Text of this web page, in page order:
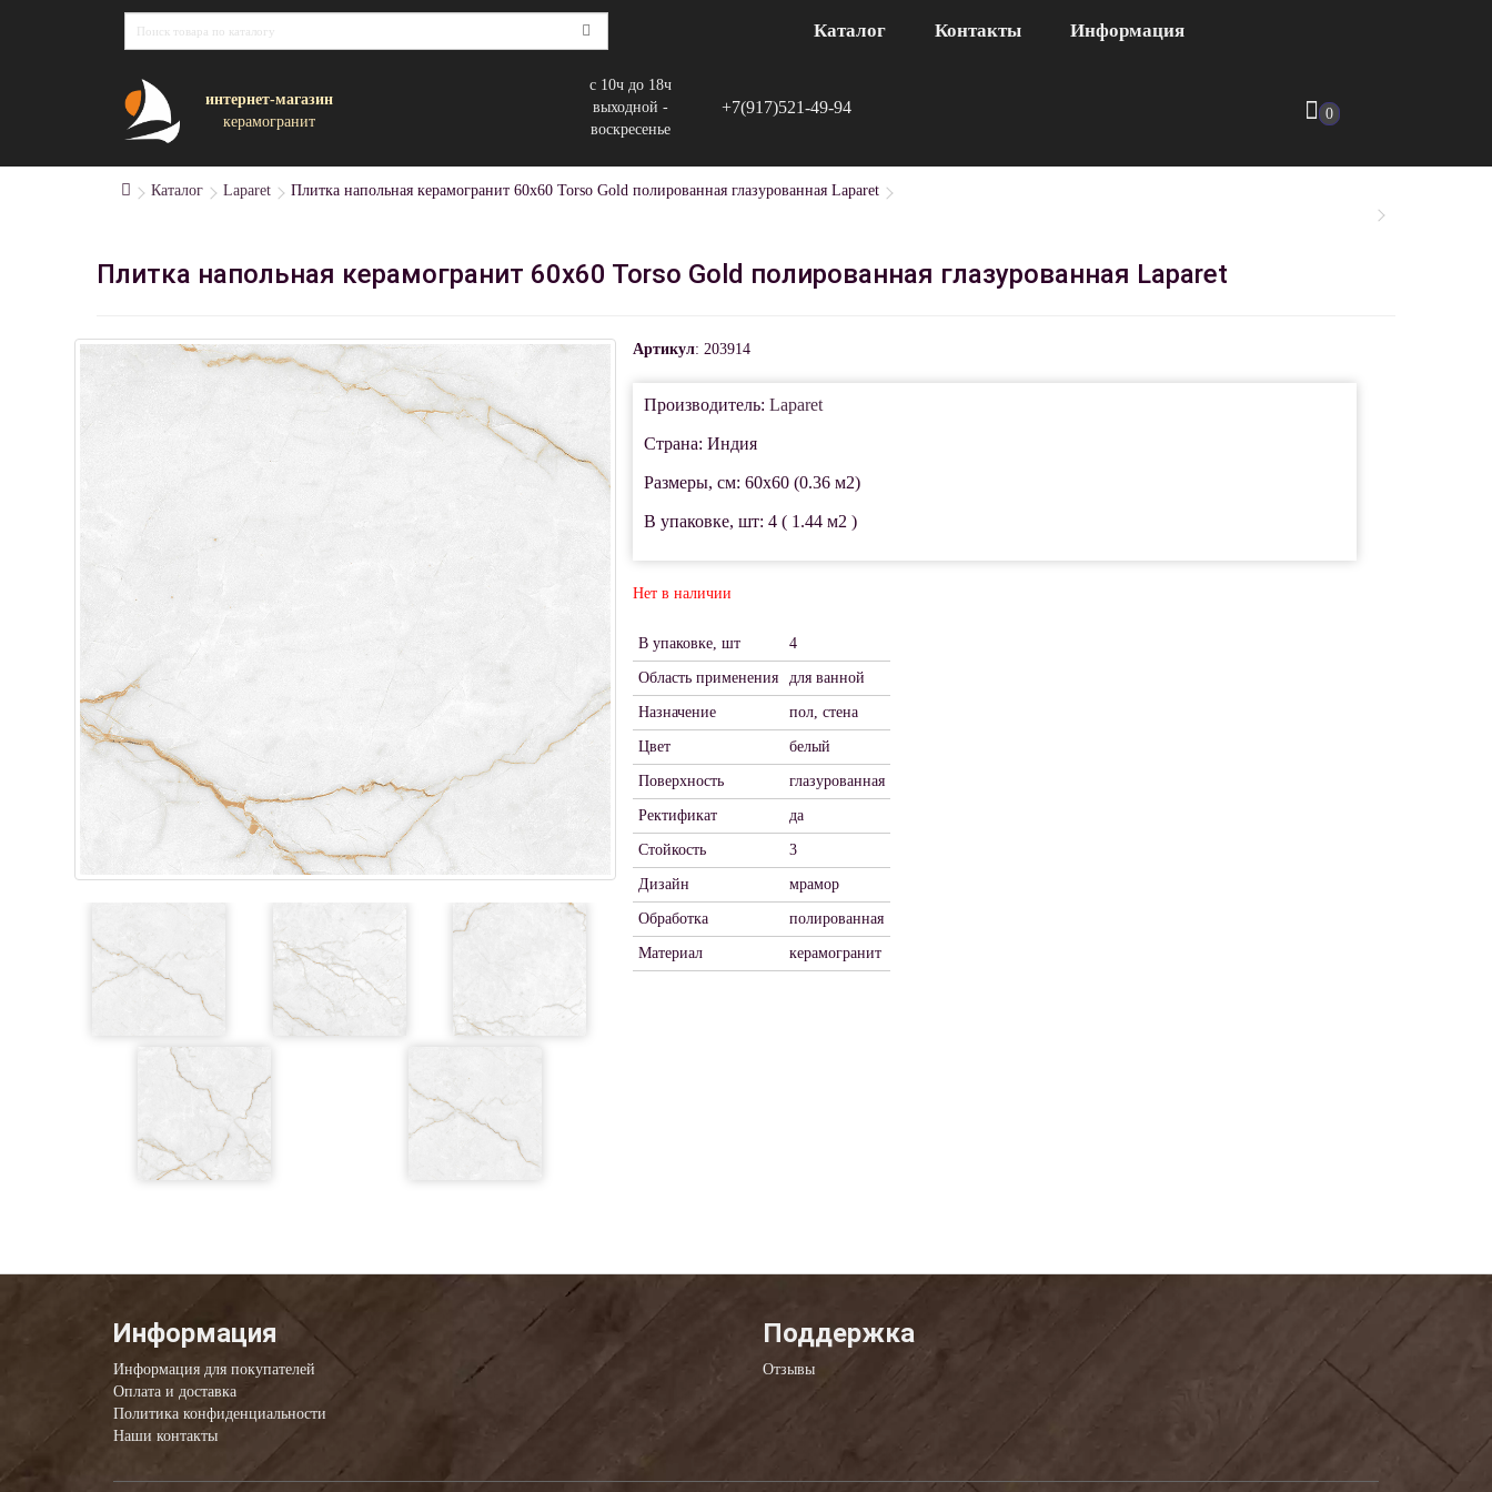
Каталог Контакты Информация
интернет-магазин
керамогранит
с 10ч до 18ч
выходной -
воскресенье
+7(917)521-49-94 0
Каталог Laparet Плитка напольная керамогранит 60x60 Torso Gold полированная глазурованная Laparet
Плитка напольная керамогранит 60x60 Torso Gold полированная глазурованная Laparet
Артикул: 203914
Производитель: Laparet
Страна: Индия
Размеры, см: 60x60 (0.36 м2)
В упаковке, шт: 4 ( 1.44 м2 )
Нет в наличии
В упаковке, шт 4
Область применения для ванной
Назначение пол, стена
Цвет белый
Поверхность глазурованная
Ректификат да
Стойкость 3
Дизайн мрамор
Обработка полированная
Материал керамогранит
Информация
Информация для покупателей
Оплата и доставка
Политика конфиденциальности
Наши контакты
Поддержка
Отзывы